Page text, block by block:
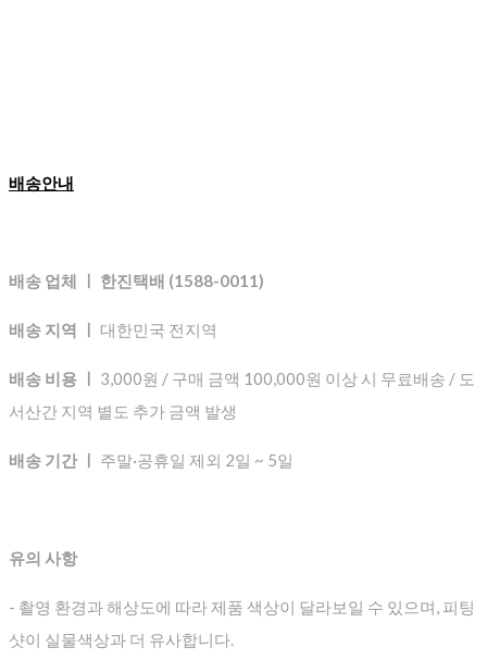
배송안내
배송 업체 ㅣ 한진택배 (1588-0011)
배송 지역 ㅣ 대한민국 전지역
배송 비용 ㅣ 3,000원 / 구매 금액 100,000원 이상 시 무료배송 / 도
서산간 지역 별도 추가 금액 발생
배송 기간 ㅣ 주말·공휴일 제외 2일 ~ 5일
유의 사항
- 촬영 환경과 해상도에 따라 제품 색상이 달라보일 수 있으며, 피팅
샷이 실물색상과 더 유사합니다.